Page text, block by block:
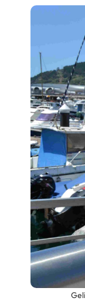
Sostenibilidad
Innova